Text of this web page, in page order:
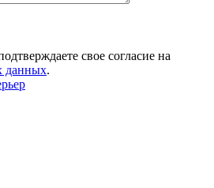
свое согласие на
данных.